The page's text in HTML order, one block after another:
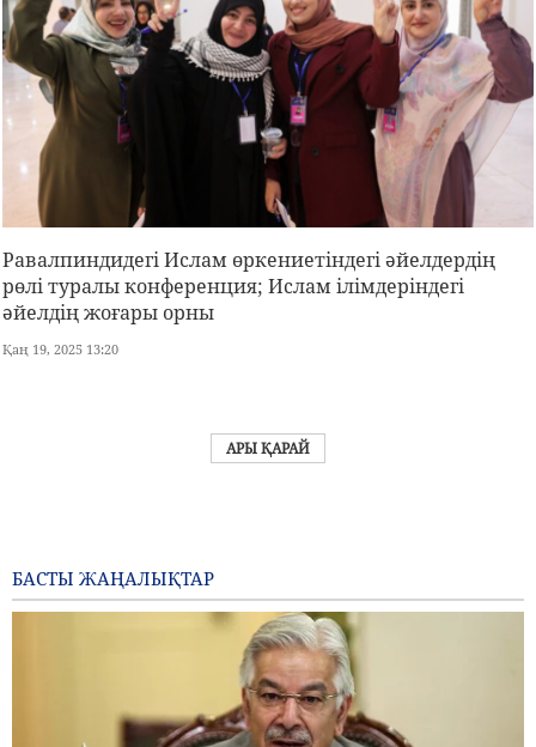
Равалпиндидегі Ислам өркениетіндегі әйелдердің
рөлі туралы конференция; Ислам ілімдеріндегі
әйелдің жоғары орны
Қаң 19, 2025 13:20
АРЫ ҚАРАЙ
БАСТЫ ЖАҢАЛЫҚТАР